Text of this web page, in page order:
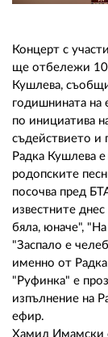
Концерт с
ще отбележи
Кушлева,
годишнината на
по инициатива
съдействието
Радка Кушлева
родопските
посочва пред
известните
бяла, юначе",
"Заспало е
именно от
"Руфинка" е
изпълнение на
ефир.
Хамид Имамски